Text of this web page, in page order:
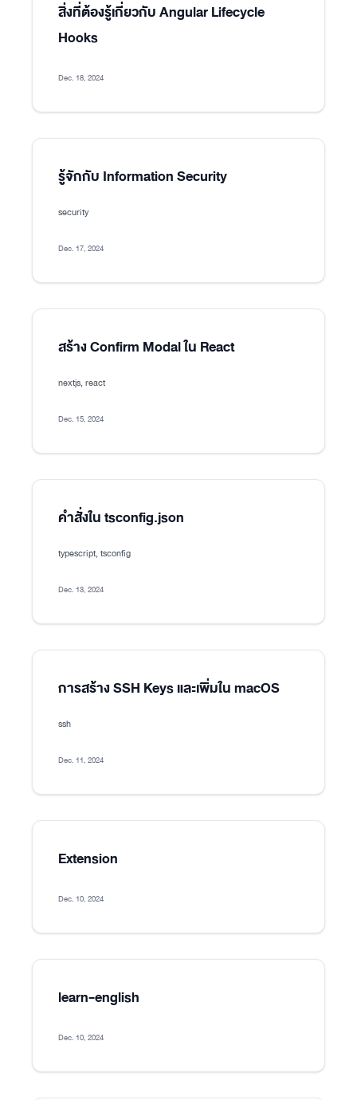
สิ่งที่ต้องรู้เกี่ยวกับ Angular Lifecycle
Hooks
Dec. 18, 2024
รู้จักกับ Information Security
security
Dec. 17, 2024
สร้าง Confirm Modal ใน React
nextjs, react
Dec. 15, 2024
คำสั่งใน tsconfig.json
typescript, tsconfig
Dec. 13, 2024
การสร้าง SSH Keys และเพิ่มใน macOS
ssh
Dec. 11, 2024
Extension
Dec. 10, 2024
learn-english
Dec. 10, 2024